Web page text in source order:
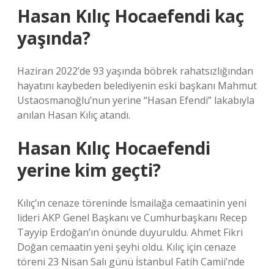
Hasan Kılıç Hocaefendi kaç
yaşında?
Haziran 2022’de 93 yaşında böbrek rahatsızlığından
hayatını kaybeden belediyenin eski başkanı Mahmut
Ustaosmanoğlu’nun yerine “Hasan Efendi” lakabıyla
anılan Hasan Kılıç atandı.
Hasan Kılıç Hocaefendi
yerine kim geçti?
Kılıç’ın cenaze töreninde İsmailağa cemaatinin yeni
lideri AKP Genel Başkanı ve Cumhurbaşkanı Recep
Tayyip Erdoğan’ın önünde duyuruldu. Ahmet Fikri
Doğan cemaatin yeni şeyhi oldu. Kılıç için cenaze
töreni 23 Nisan Salı günü İstanbul Fatih Camii’nde